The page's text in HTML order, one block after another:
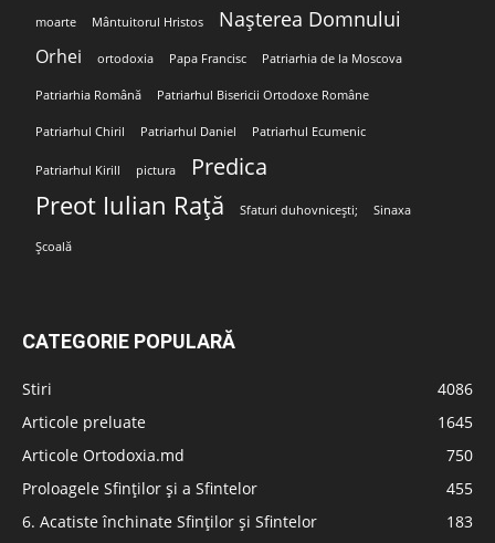
moarte Mântuitorul Hristos Nașterea Domnului
Orhei ortodoxia Papa Francisc Patriarhia de la Moscova
Patriarhia Română Patriarhul Bisericii Ortodoxe Române
Patriarhul Chiril Patriarhul Daniel Patriarhul Ecumenic
Patriarhul Kirill pictura Predica
Preot Iulian Rață Sfaturi duhovnicești; Sinaxa
Școală
CATEGORIE POPULARĂ
Stiri
4086
Articole preluate
1645
Articole Ortodoxia.md
750
Proloagele Sfinților și a Sfintelor
455
6. Acatiste închinate Sfinților și Sfintelor
183